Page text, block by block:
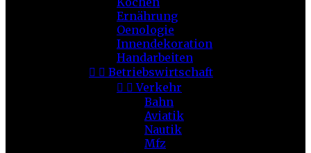
Ernährung
Oenologie
Innendekoration
Handarbeiten
  Betriebswirtschaft
  Verkehr
Bahn
Aviatik
Nautik
Mfz